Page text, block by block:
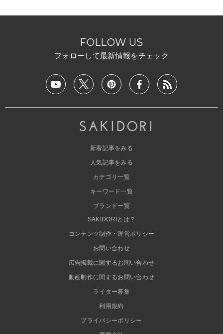
FOLLOW US
フォローして最新情報をチェック
新着記事をみる
人気記事をみる
カテゴリ一覧
キーワード一覧
ブランド一覧
SAKIDORIとは？
コンテンツ制作・運営ポリシー
お問い合わせ
広告掲載に関するお問い合わせ
動画制作に関するお問い合わせ
ライター募集
利用規約
プライバシーポリシー